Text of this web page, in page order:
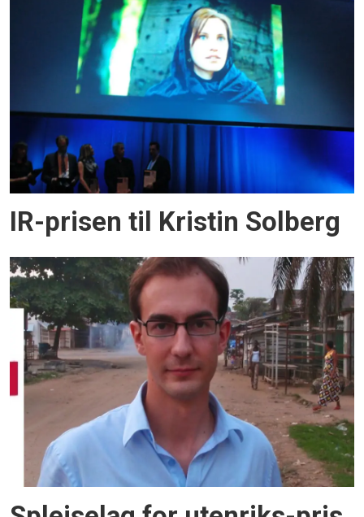
IR-prisen til Kristin Solberg